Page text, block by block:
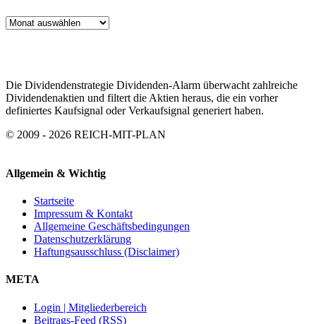
ARTIKEL
Die Dividendenstrategie Dividenden-Alarm überwacht zahlreiche
Dividendenaktien und filtert die Aktien heraus, die ein vorher
definiertes Kaufsignal oder Verkaufsignal generiert haben.
© 2009 - 2026 REICH-MIT-PLAN
Allgemein & Wichtig
Startseite
Impressum & Kontakt
Allgemeine Geschäftsbedingungen
Datenschutzerklärung
Haftungsausschluss (Disclaimer)
META
Login | Mitgliederbereich
Beitrags-Feed (RSS)